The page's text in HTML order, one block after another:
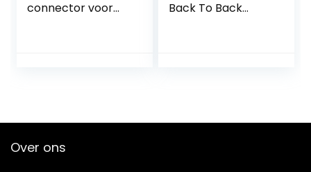
connector voor
Back To Back
Over ons